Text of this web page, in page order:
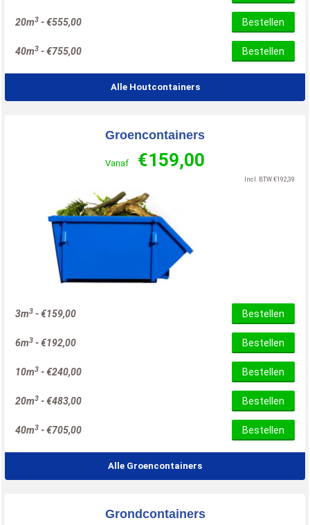
20m3 -€555,00 Bestellen
40m3 -€755,00 Bestellen
Alle Houtcontainers
Groencontainers
Vanaf €159,00
Incl. BTW €192,39
3m3 -€159,00 Bestellen
6m3 -€192,00 Bestellen
10m3 -€240,00 Bestellen
20m3 -€483,00 Bestellen
40m3 -€705,00 Bestellen
Alle Groencontainers
Grondcontainers